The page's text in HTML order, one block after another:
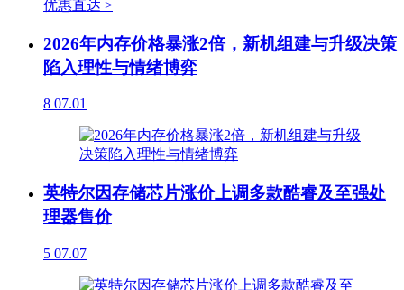
优惠直达 >
2026年内存价格暴涨2倍，新机组建与升级决策
陷入理性与情绪博弈
8 07.01
英特尔因存储芯片涨价上调多款酷睿及至强处
理器售价
5 07.07